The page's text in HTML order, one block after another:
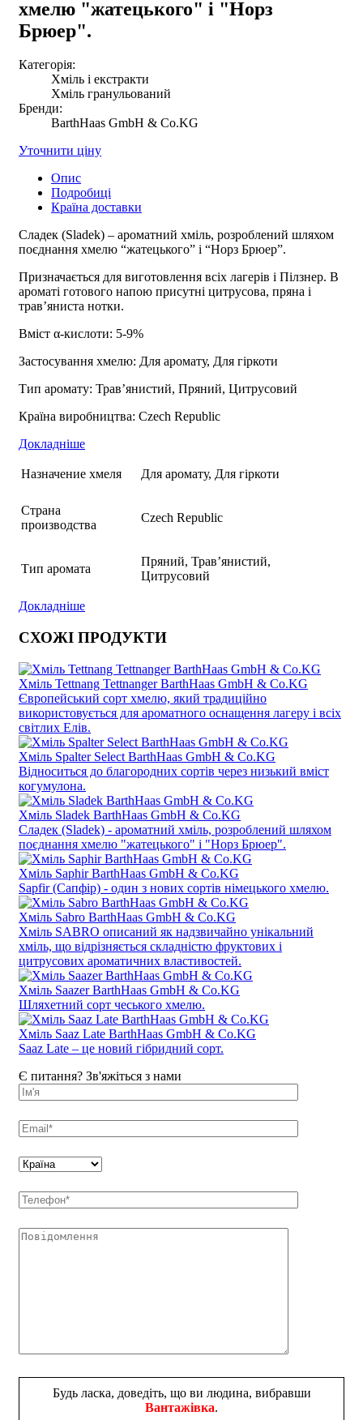
хмелю "жатецького" і "Норз
Брюер".
Категорія:
Хміль і екстракти
Хміль гранульований
Бренди:
BarthHaas GmbH & Co.KG
Уточнити ціну
Опис
Подробиці
Країна доставки
Сладек (Sladek) – ароматний хміль, розроблений шляхом
поєднання хмелю “жатецького” і “Норз Брюер”.
Призначається для виготовлення всіх лагерів і Пілзнер. В
ароматі готового напою присутні цитрусова, пряна і
трав’яниста нотки.
Вміст α-кислоти: 5-9%
Застосування хмелю: Для аромату, Для гіркоти
Тип аромату: Трав’янистий, Пряний, Цитрусовий
Країна виробництва: Czech Republic
Докладніше
Назначение хмеля Для аромату, Для гіркоти
Страна
производства
Czech Republic
Тип аромата
Пряний, Трав’янистий,
Цитрусовий
Докладніше
СХОЖІ ПРОДУКТИ
Хміль Tettnang Tettnanger BarthHaas GmbH & Co.KG
Європейський сорт хмелю, який традиційно
використовується для ароматного оснащення лагеру і всіх
світлих Елів.
Хміль Spalter Select BarthHaas GmbH & Co.KG
Відноситься до благородних сортів через низький вміст
когумулона.
Хміль Sladek BarthHaas GmbH & Co.KG
Сладек (Sladek) - ароматний хміль, розроблений шляхом
поєднання хмелю "жатецького" і "Норз Брюер".
Хміль Saphir BarthHaas GmbH & Co.KG
Sapfir (Сапфір) - один з нових сортів німецького хмелю.
Хміль Sabro BarthHaas GmbH & Co.KG
Хміль SABRO описаний як надзвичайно унікальний
хміль, що відрізняється складністю фруктових і
цитрусових ароматичних властивостей.
Хміль Saazer BarthHaas GmbH & Co.KG
Шляхетний сорт чеського хмелю.
Хміль Saaz Late BarthHaas GmbH & Co.KG
Saaz Late – це новий гібридний сорт.
Є питання? Зв'яжіться з нами
Будь ласка, доведіть, що ви людина, вибравши
Вантажівка.